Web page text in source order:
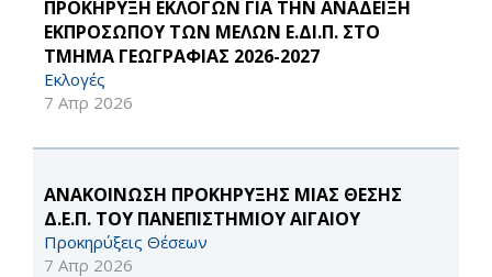
ΠΡΟΚΗΡΥΞΗ ΕΚΛΟΓΩΝ ΓΙΑ ΤΗΝ ΑΝΑΔΕΙΞΗ
ΕΚΠΡΟΣΩΠΟΥ ΤΩΝ ΜΕΛΩΝ Ε.ΔΙ.Π. ΣΤΟ
ΤΜΗΜΑ ΓΕΩΓΡΑΦΙΑΣ 2026-2027
Εκλογές
7 Απρ 2026
ΑΝΑΚΟΙΝΩΣΗ ΠΡΟΚΗΡΥΞΗΣ ΜΙΑΣ ΘΕΣΗΣ
Δ.Ε.Π. ΤΟΥ ΠΑΝΕΠΙΣΤΗΜΙΟΥ ΑΙΓΑΙΟΥ
Προκηρύξεις Θέσεων
7 Απρ 2026